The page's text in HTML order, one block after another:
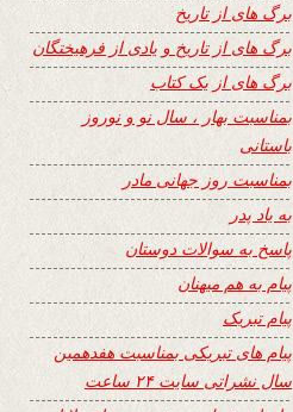
برگ های از تاریخ
برگ های از تاریخ و یادی از فرهیختگان
برگ های از یک کتاب
بمناسبت بهار ، سال نو و نوروز
باستانی
بمناسبت روز جهانی مادر
به یاد پدر
پاسخ به سوالات دوستان
پیام به هم میهنان
پیام تبریک
پیام های تبریکی بمناسبت هفدهمین
سال نشراتی سایت ۲۴ ساعت